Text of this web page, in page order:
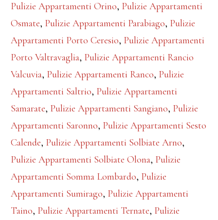
Pulizie Appartamenti Orino, Pulizie Appartamenti
Osmate, Pulizie Appartamenti Parabiago, Pulizie
Appartamenti Porto Ceresio, Pulizie Appartamenti
Porto Valtravaglia, Pulizie Appartamenti Rancio
Valcuvia, Pulizie Appartamenti Ranco, Pulizie
Appartamenti Saltrio, Pulizie Appartamenti
Samarate, Pulizie Appartamenti Sangiano, Pulizie
Appartamenti Saronno, Pulizie Appartamenti Sesto
Calende, Pulizie Appartamenti Solbiate Arno,
Pulizie Appartamenti Solbiate Olona, Pulizie
Appartamenti Somma Lombardo, Pulizie
Appartamenti Sumirago, Pulizie Appartamenti
Taino, Pulizie Appartamenti Ternate, Pulizie